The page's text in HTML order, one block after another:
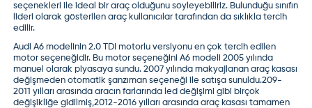
seçenekleri ile ideal bir araç olduğunu söyleyebiliriz. Bulunduğu sınıfın
lideri olarak gösterilen araç kullanıcılar tarafından da sıklıkla tercih
edilir.
Audi A6 modelinin 2.0 TDI motorlu versiyonu en çok tercih edilen
motor seçeneğidir. Bu motor seçeneğini A6 modeli 2005 yılında
manuel olarak piyasaya sundu. 2007 yılında makyajlanan araç kasası
değişmeden otomatik şanzıman seçeneği ile satışa sunuldu.209-
2011 yılları arasında aracın farlarında led değişimi gibi birçok
değişikliğe gidilmiş,2012-2016 yılları arasında araç kasası tamamen